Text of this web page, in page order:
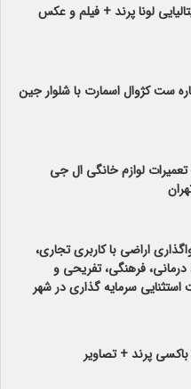
لونا پرند + فیلم و عکس
ست کژوال اسمارت با شلوار جین
تعمیرات لوازم خانگی ال جی
اراضی با کاربری تجاری،
فرهنگی، تفریحی و
سرمایه گذاری در شهر
پرند + تصاویر